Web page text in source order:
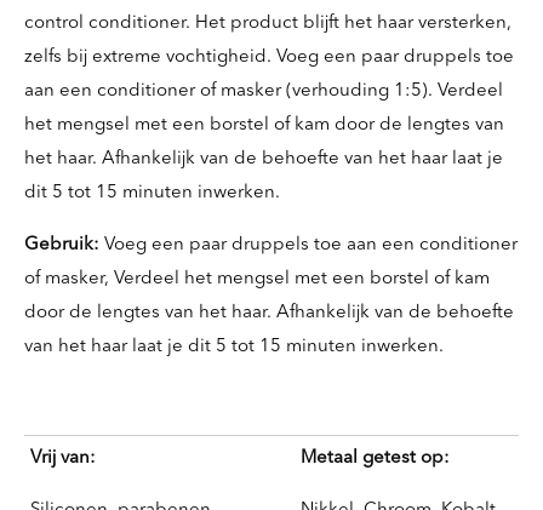
control conditioner. Het product blijft het haar versterken,
zelfs bij extreme vochtigheid. Voeg een paar druppels toe
aan een conditioner of masker (verhouding 1:5). Verdeel
het mengsel met een borstel of kam door de lengtes van
het haar. Afhankelijk van de behoefte van het haar laat je
dit 5 tot 15 minuten inwerken.
Gebruik: Voeg een paar druppels toe aan een conditioner
of masker, Verdeel het mengsel met een borstel of kam
door de lengtes van het haar. Afhankelijk van de behoefte
van het haar laat je dit 5 tot 15 minuten inwerken.
Vrij van: Metaal getest op: